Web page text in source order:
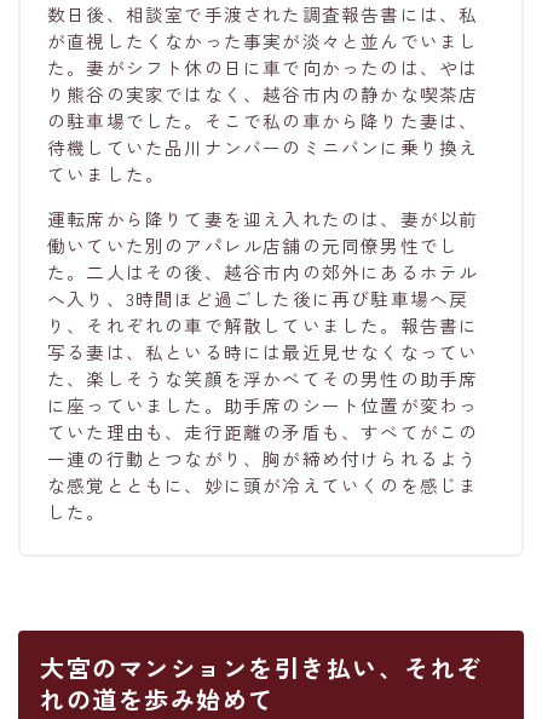
数日後、相談室で手渡された調査報告書には、私
が直視したくなかった事実が淡々と並んでいまし
た。妻がシフト休の日に車で向かったのは、やは
り熊谷の実家ではなく、越谷市内の静かな喫茶店
の駐車場でした。そこで私の車から降りた妻は、
待機していた品川ナンバーのミニバンに乗り換え
ていました。
運転席から降りて妻を迎え入れたのは、妻が以前
働いていた別のアパレル店舗の元同僚男性でし
た。二人はその後、越谷市内の郊外にあるホテル
へ入り、3時間ほど過ごした後に再び駐車場へ戻
り、それぞれの車で解散していました。報告書に
写る妻は、私といる時には最近見せなくなってい
た、楽しそうな笑顔を浮かべてその男性の助手席
に座っていました。助手席のシート位置が変わっ
ていた理由も、走行距離の矛盾も、すべてがこの
一連の行動とつながり、胸が締め付けられるよう
な感覚とともに、妙に頭が冷えていくのを感じま
した。
大宮のマンションを引き払い、それぞ
れの道を歩み始めて